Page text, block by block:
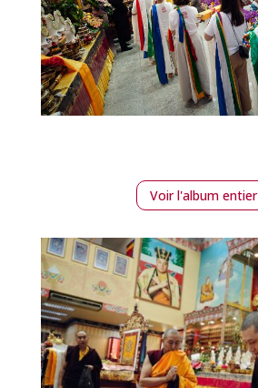
Voir l'album entier